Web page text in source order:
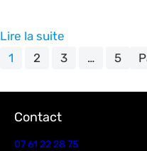
s’accorder sur la façon
qui j’avoue est aussi
Lire la suite
1
2 3 … 5
Contact
07 61 22 28 75